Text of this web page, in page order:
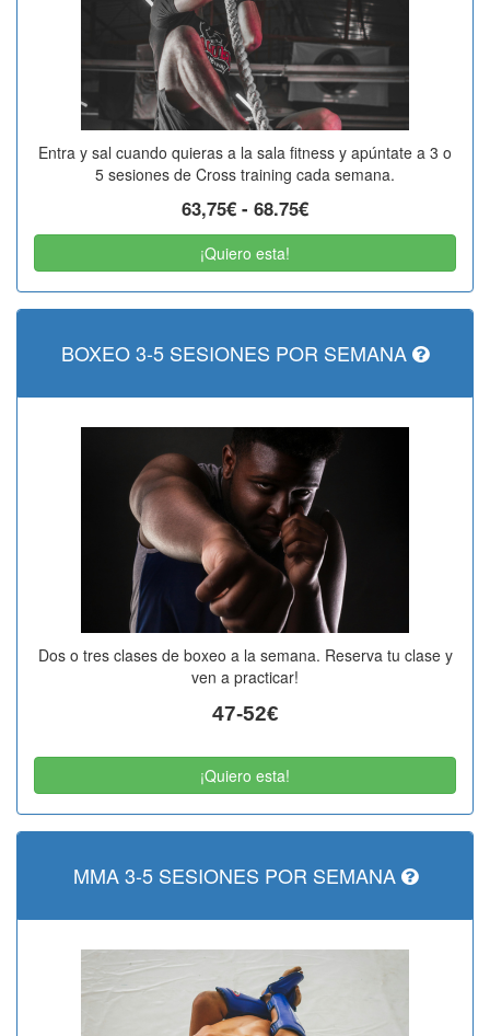
Entra y sal cuando quieras a la sala fitness y apúntate a 3 o
5 sesiones de Cross training cada semana.
63,75€ - 68.75€
¡Quiero esta!
BOXEO 3-5 SESIONES POR SEMANA
Dos o tres clases de boxeo a la semana. Reserva tu clase y
ven a practicar!
47-52€
¡Quiero esta!
MMA 3-5 SESIONES POR SEMANA